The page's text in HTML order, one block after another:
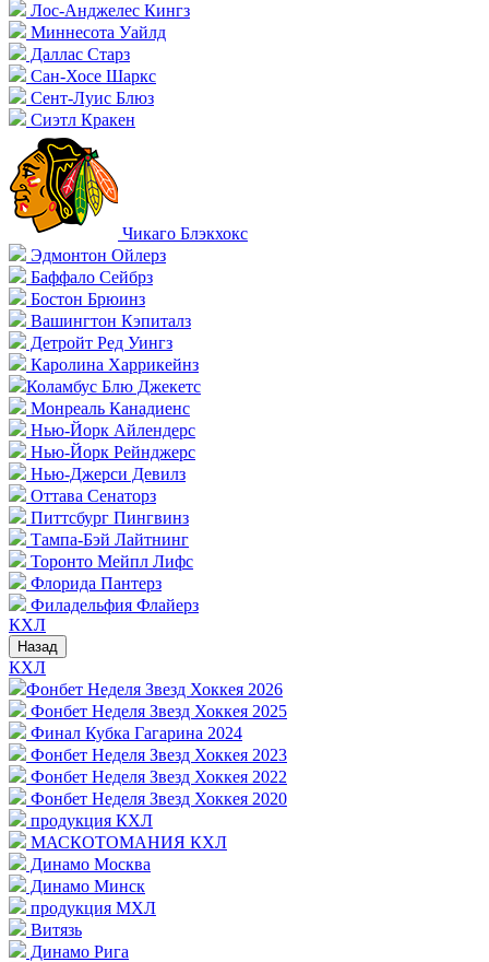
Лос-Анджелес Кингз
Миннесота Уайлд
Даллас Старз
Сан-Хосе Шаркс
Сент-Луис Блюз
Сиэтл Кракен
Чикаго Блэкхокс
Эдмонтон Ойлерз
Баффало Сейбрз
Бостон Брюинз
Вашингтон Кэпиталз
Детройт Ред Уингз
Каролина Харрикейнз
Коламбус Блю Джекетс
Монреаль Канадиенс
Нью-Йорк Айлендерс
Нью-Йорк Рейнджерс
Нью-Джерси Девилз
Оттава Сенаторз
Питтсбург Пингвинз
Тампа-Бэй Лайтнинг
Торонто Мейпл Лифс
Флорида Пантерз
Филадельфия Флайерз
КХЛ
Назад
КХЛ
Фонбет Неделя Звезд Хоккея 2026
Фонбет Неделя Звезд Хоккея 2025
Финал Кубка Гагарина 2024
Фонбет Неделя Звезд Хоккея 2023
Фонбет Неделя Звезд Хоккея 2022
Фонбет Неделя Звезд Хоккея 2020
продукция КХЛ
МАСКОТОМАНИЯ КХЛ
Динамо Москва
Динамо Минск
продукция МХЛ
Витязь
Динамо Рига